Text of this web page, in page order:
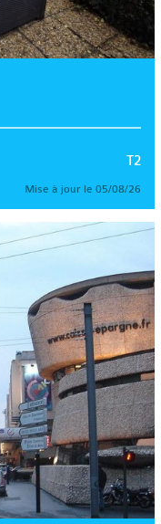
T2
Mise à jour le 05/08/26